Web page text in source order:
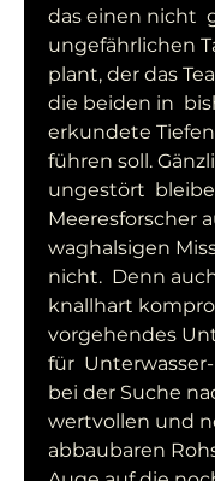
das einen nicht
ungefährlichen
plant, der das
die beiden in
erkundete
führen soll.
ungestört
Meeresforscher
waghalsigen
nicht.  Denn
knallhart
vorgehendes
für
bei der Suche
wertvollen und
abbaubaren